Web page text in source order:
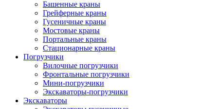
Башенные краны
Грейферные краны
Гусеничные краны
Мостовые краны
Портальные краны
Стационарные краны
Погрузчики
Вилочные погрузчики
Фронтальные погрузчики
Мини-погрузчики
Экскаваторы-погрузчики
Экскаваторы